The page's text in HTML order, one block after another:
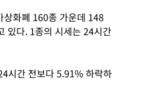
상화폐 160종 가운데 148
있다. 1종의 시세는 24시간
시간 전보다 5.91% 하락하